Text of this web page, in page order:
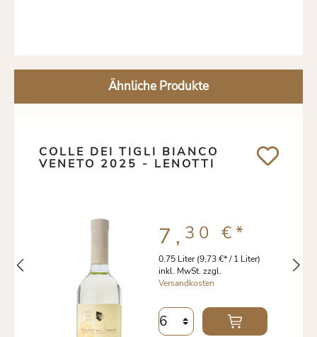
Ähnliche Produkte
COLLE DEI TIGLI BIANCO
VENETO 2025 - LENOTTI
0.75 Liter(9,73 €* / 1 Liter)
inkl. MwSt. zzgl.
Versandkosten
7, 30 €*